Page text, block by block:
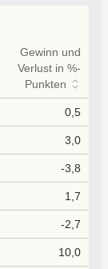
Gewinn und
Verlust in %-
Punkten
0,5
3,0
-3,8
1,7
-2,7
10,0